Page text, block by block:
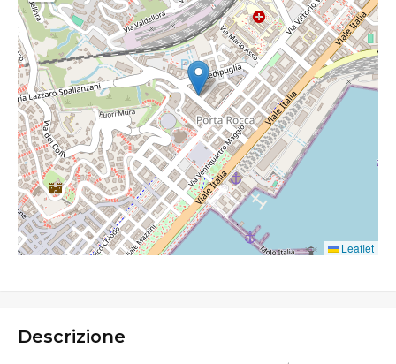
Leaflet
Descrizione